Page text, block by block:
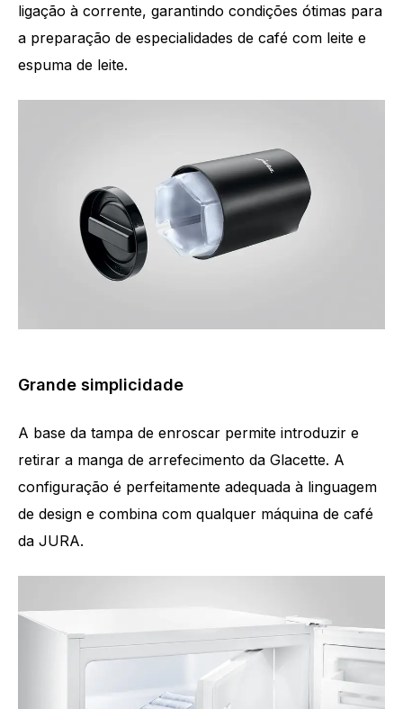
ligação à corrente, garantindo condições ótimas para
a preparação de especialidades de café com leite e
espuma de leite.
Grande simplicidade
A base da tampa de enroscar permite introduzir e
retirar a manga de arrefecimento da Glacette. A
configuração é perfeitamente adequada à linguagem
de design e combina com qualquer máquina de café
da JURA.